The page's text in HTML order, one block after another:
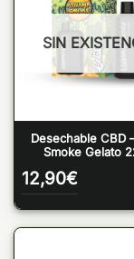
SIN
Desechable CBD
Smoke Gelato
12,90€